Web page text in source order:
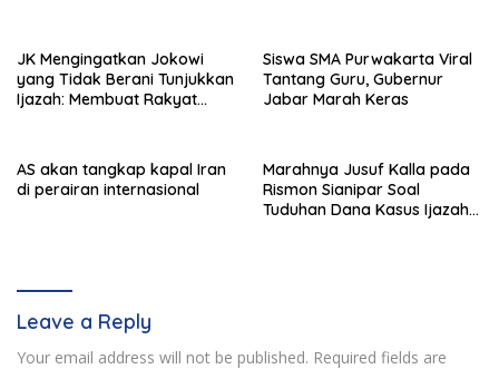
JK Mengingatkan Jokowi
yang Tidak Berani Tunjukkan
Ijazah: Membuat Rakyat
Siswa SMA Purwakarta Viral
Tantang Guru, Gubernur
Jabar Marah Keras
AS akan tangkap kapal Iran
di perairan internasional
Marahnya Jusuf Kalla pada
Rismon Sianipar Soal
Tuduhan Dana Kasus Ijazah
Leave a Reply
Your email address will not be published. Required fields are